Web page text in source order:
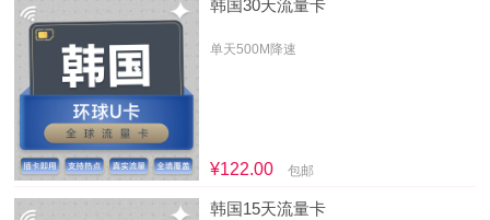
韩国30天流量卡
单天500M降速
¥122.00 包邮
韩国15天流量卡